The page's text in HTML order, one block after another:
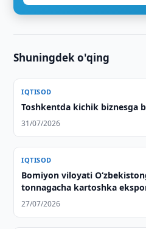
Shuningdek o'qing
IQTISOD
Toshkentda kichik biznesga
31/07/2026
IQTISOD
Bomiyon viloyati
tonnagacha kartoshka
27/07/2026